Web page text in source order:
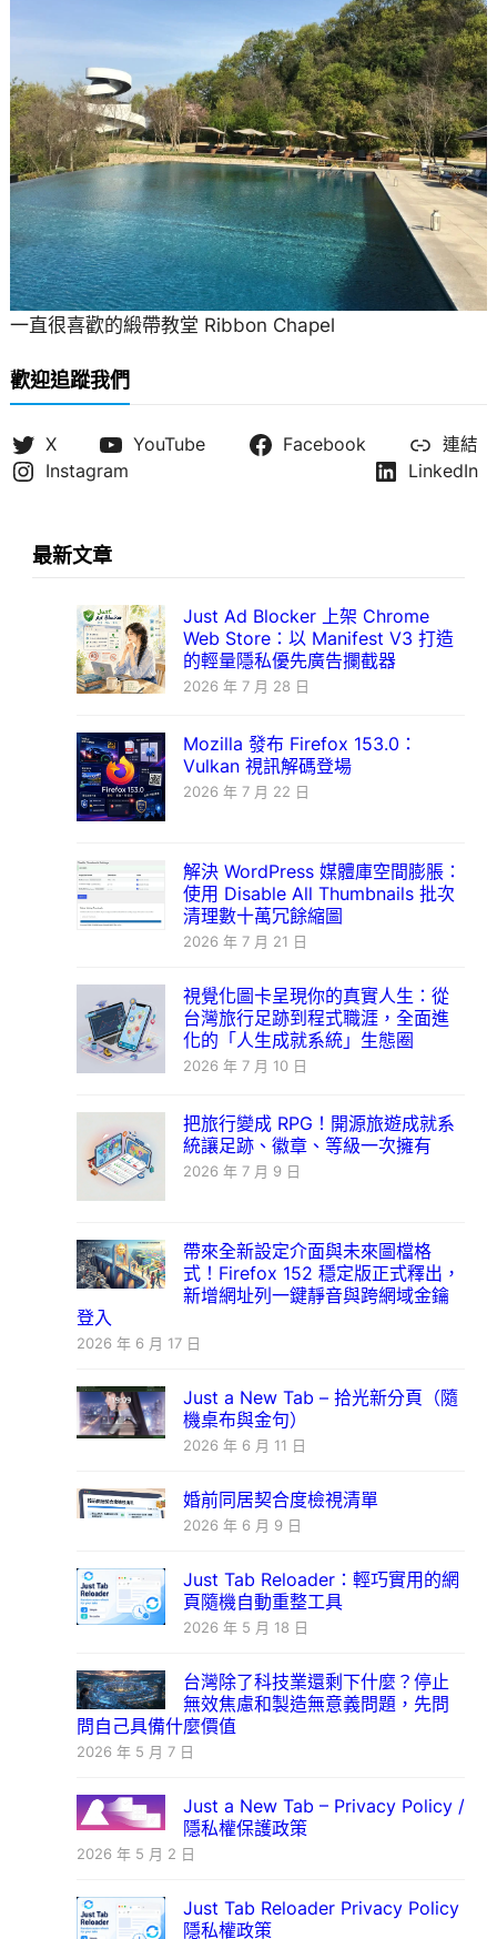
一直很喜歡的緞帶教堂 Ribbon Chapel
歡迎追蹤我們
X YouTube Facebook
連結
Instagram
LinkedIn
最新文章
Just Ad Blocker 上架 Chrome
Web Store：以 Manifest V3 打造
的輕量隱私優先廣告攔截器
2026 年 7 月 28 日
Mozilla 發布 Firefox 153.0：
Vulkan 視訊解碼登場
2026 年 7 月 22 日
解決 WordPress 媒體庫空間膨脹：
使用 Disable All Thumbnails 批次
清理數十萬冗餘縮圖
2026 年 7 月 21 日
視覺化圖卡呈現你的真實人生：從
台灣旅行足跡到程式職涯，全面進
化的「人生成就系統」生態圈
2026 年 7 月 10 日
把旅行變成 RPG！開源旅遊成就系
統讓足跡、徽章、等級一次擁有
2026 年 7 月 9 日
帶來全新設定介面與未來圖檔格
式！Firefox 152 穩定版正式釋出，
新增網址列一鍵靜音與跨網域金鑰
登入
2026 年 6 月 17 日
Just a New Tab – 拾光新分頁（隨
機桌布與金句）
2026 年 6 月 11 日
婚前同居契合度檢視清單
2026 年 6 月 9 日
Just Tab Reloader：輕巧實用的網
頁隨機自動重整工具
2026 年 5 月 18 日
台灣除了科技業還剩下什麼？停止
無效焦慮和製造無意義問題，先問
問自己具備什麼價值
2026 年 5 月 7 日
Just a New Tab – Privacy Policy /
隱私權保護政策
2026 年 5 月 2 日
Just Tab Reloader Privacy Policy
隱私權政策